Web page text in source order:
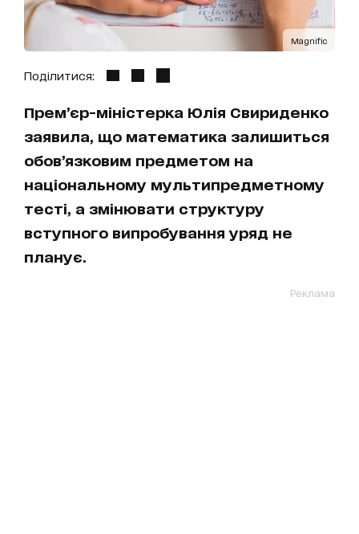
Magnific
Поділитися:
Прем’єр-міністерка Юлія Свириденко
заявила, що математика залишиться
обов’язковим предметом на
національному мультипредметному
тесті, а змінювати структуру
вступного випробування уряд не
планує.
Реклама